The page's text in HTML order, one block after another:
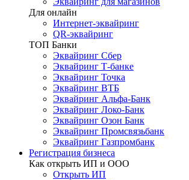
Для онлайн
Интернет-эквайринг
QR-эквайринг
ТОП Банки
Эквайринг Сбер
Эквайринг Т-банке
Эквайринг Точка
Эквайринг ВТБ
Эквайринг Альфа-Банк
Эквайринг Локо-Банк
Эквайринг Озон Банк
Эквайринг Промсвязьбанк
Эквайринг Газпромбанк
Регистрация бизнеса
Как открыть ИП и ООО
Открыть ИП